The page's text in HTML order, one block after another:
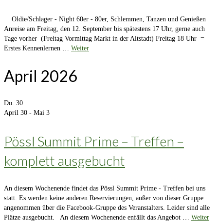
Oldie/Schlager - Night 60er - 80er, Schlemmen, Tanzen und Genießen
Anreise am Freitag, den 12. September bis spätestens 17 Uhr, gerne auch
Tage vorher (Freitag Vormittag Markt in der Altstadt) Freitag 18 Uhr =
Erstes Kennenlernen … Weiter
April 2026
Do. 30
April 30 - Mai 3
Pössl Summit Prime – Treffen –
komplett ausgebucht
An diesem Wochenende findet das Pössl Summit Prime - Treffen bei uns
statt. Es werden keine anderen Reservierungen, außer von dieser Gruppe
angenommen über die Facebook-Gruppe des Veranstalters. Leider sind alle
Plätze ausgebucht. An diesem Wochenende enfällt das Angebot … Weiter